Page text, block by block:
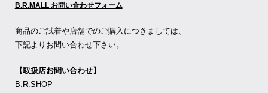
B.R.MALL お問い合わせフォーム
商品のご試着や店舗でのご購入につきましては、
下記よりお問い合わせ下さい。
【取扱店お問い合わせ】
B.R.SHOP